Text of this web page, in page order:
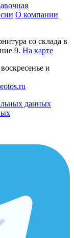
О компании
со склада в
9. На карте
и
данных